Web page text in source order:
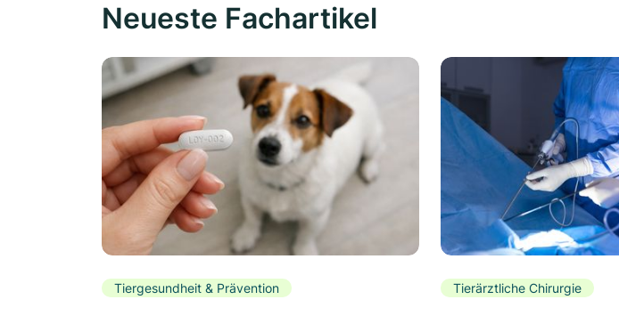
Neueste Fachartikel
Tiergesundheit & Prävention Tierärztliche Chirurgie